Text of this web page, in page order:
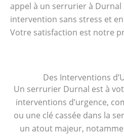
appel à un serrurier à
intervention sans stress et
Votre satisfaction est notre
Des Interventions
Un serrurier Durnal est à
interventions d’urgence,
ou une clé cassée dans la
un atout majeur,